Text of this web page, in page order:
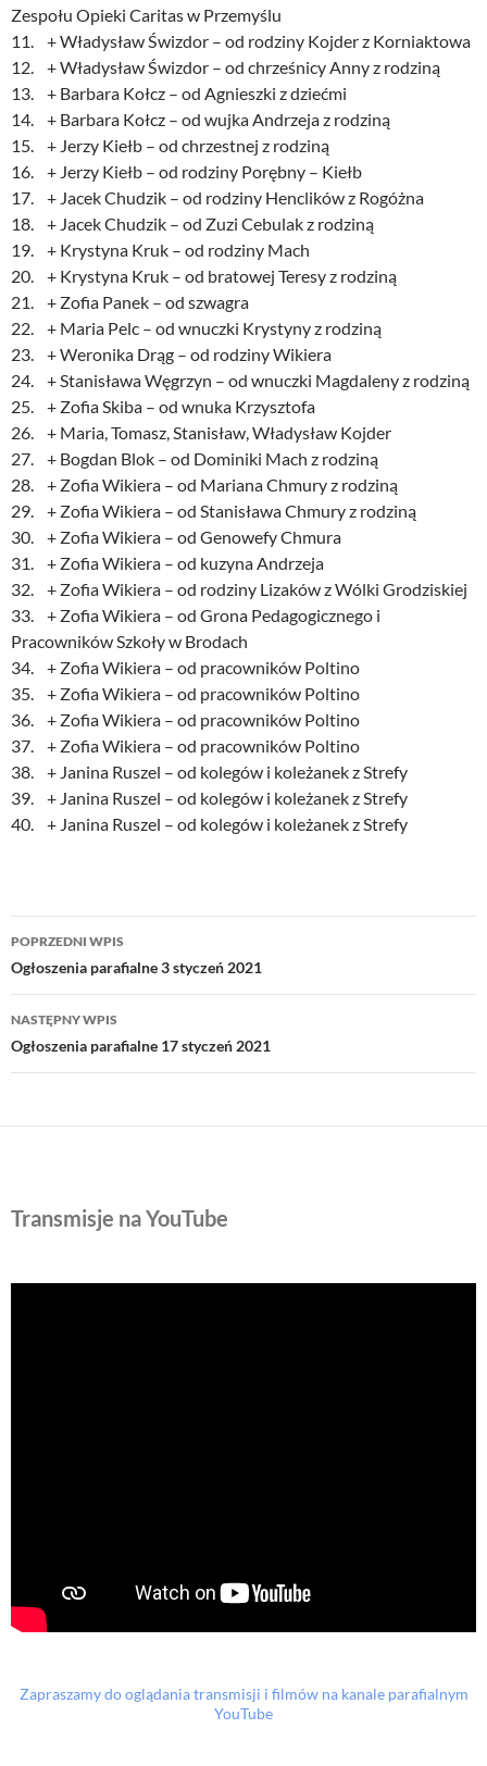
Zespołu Opieki Caritas w Przemyślu
11. + Władysław Świzdor – od rodziny Kojder z Korniaktowa
12. + Władysław Świzdor – od chrześnicy Anny z rodziną
13. + Barbara Kołcz – od Agnieszki z dziećmi
14. + Barbara Kołcz – od wujka Andrzeja z rodziną
15. + Jerzy Kiełb – od chrzestnej z rodziną
16. + Jerzy Kiełb – od rodziny Porębny – Kiełb
17. + Jacek Chudzik – od rodziny Henclików z Rogóżna
18. + Jacek Chudzik – od Zuzi Cebulak z rodziną
19. + Krystyna Kruk – od rodziny Mach
20. + Krystyna Kruk – od bratowej Teresy z rodziną
21. + Zofia Panek – od szwagra
22. + Maria Pelc – od wnuczki Krystyny z rodziną
23. + Weronika Drąg – od rodziny Wikiera
24. + Stanisława Węgrzyn – od wnuczki Magdaleny z rodziną
25. + Zofia Skiba – od wnuka Krzysztofa
26. + Maria, Tomasz, Stanisław, Władysław Kojder
27. + Bogdan Blok – od Dominiki Mach z rodziną
28. + Zofia Wikiera – od Mariana Chmury z rodziną
29. + Zofia Wikiera – od Stanisława Chmury z rodziną
30. + Zofia Wikiera – od Genowefy Chmura
31. + Zofia Wikiera – od kuzyna Andrzeja
32. + Zofia Wikiera – od rodziny Lizaków z Wólki Grodziskiej
33. + Zofia Wikiera – od Grona Pedagogicznego i
Pracowników Szkoły w Brodach
34. + Zofia Wikiera – od pracowników Poltino
35. + Zofia Wikiera – od pracowników Poltino
36. + Zofia Wikiera – od pracowników Poltino
37. + Zofia Wikiera – od pracowników Poltino
38. + Janina Ruszel – od kolegów i koleżanek z Strefy
39. + Janina Ruszel – od kolegów i koleżanek z Strefy
40. + Janina Ruszel – od kolegów i koleżanek z Strefy
Nawigacja
wpisu
POPRZEDNI WPIS
Ogłoszenia parafialne 3 styczeń 2021
NASTĘPNY WPIS
Ogłoszenia parafialne 17 styczeń 2021
Transmisje na YouTube
Zapraszamy do oglądania transmisji i filmów na kanale parafialnym
YouTube